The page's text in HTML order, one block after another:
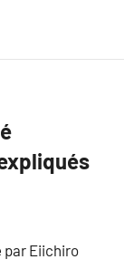
par Eiichiro